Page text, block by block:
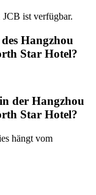
ist verfügbar.
Hangzhou
Star Hotel?
der Hangzhou
Star Hotel?
hängt vom